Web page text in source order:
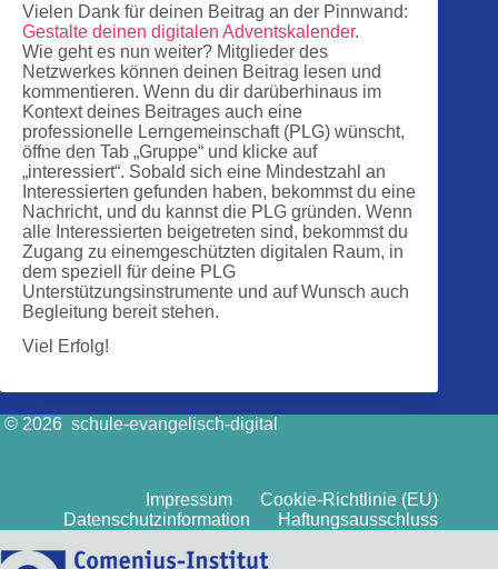
Vielen Dank für deinen Beitrag an der Pinnwand:
Gestalte deinen digitalen Adventskalender.
Wie geht es nun weiter? Mitglieder des
Netzwerkes können deinen Beitrag lesen und
kommentieren. Wenn du dir darüberhinaus im
Kontext deines Beitrages auch eine
professionelle Lerngemeinschaft (PLG) wünscht,
öffne den Tab „Gruppe“ und klicke auf
„interessiert“. Sobald sich eine Mindestzahl an
Interessierten gefunden haben, bekommst du eine
Nachricht, und du kannst die PLG gründen. Wenn
alle Interessierten beigetreten sind, bekommst du
Zugang zu einemgeschützten digitalen Raum, in
dem speziell für deine PLG
Unterstützungsinstrumente und auf Wunsch auch
Begleitung bereit stehen.
Viel Erfolg!
© 2026 schule-evangelisch-digital
Impressum
Cookie-Richtlinie (EU)
Datenschutzinformation
Haftungsausschluss